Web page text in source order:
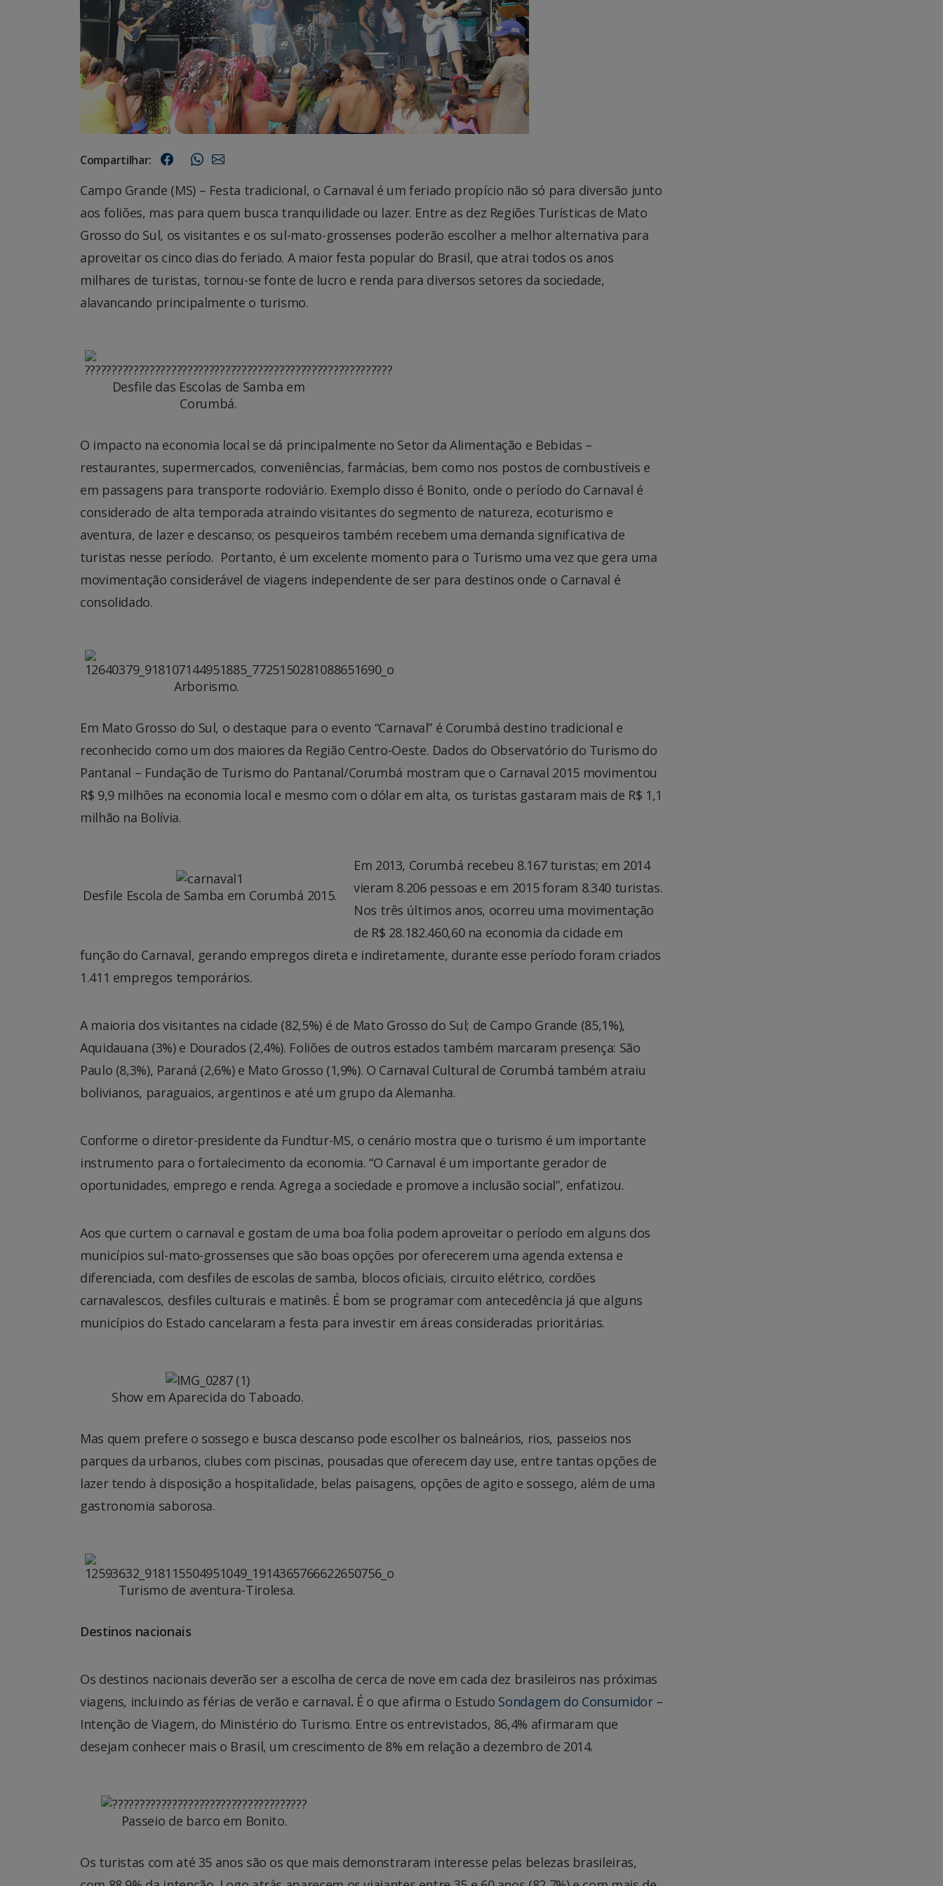
Compartilhar:
Campo Grande (MS) – Festa tradicional, o Carnaval é um feriado propício não só para diversão junto
aos foliões, mas para quem busca tranquilidade ou lazer. Entre as dez Regiões Turísticas de Mato
Grosso do Sul, os visitantes e os sul-mato-grossenses poderão escolher a melhor alternativa para
aproveitar os cinco dias do feriado. A maior festa popular do Brasil, que atrai todos os anos
milhares de turistas, tornou-se fonte de lucro e renda para diversos setores da sociedade,
alavancando principalmente o turismo.
Desfile das Escolas de Samba em
Corumbá.
O impacto na economia local se dá principalmente no Setor da Alimentação e Bebidas –
restaurantes, supermercados, conveniências, farmácias, bem como nos postos de combustíveis e
em passagens para transporte rodoviário. Exemplo disso é Bonito, onde o período do Carnaval é
considerado de alta temporada atraindo visitantes do segmento de natureza, ecoturismo e
aventura, de lazer e descanso; os pesqueiros também recebem uma demanda significativa de
turistas nesse período. Portanto, é um excelente momento para o Turismo uma vez que gera uma
movimentação considerável de viagens independente de ser para destinos onde o Carnaval é
consolidado.
Arborismo.
Em Mato Grosso do Sul, o destaque para o evento “Carnaval” é Corumbá destino tradicional e
reconhecido como um dos maiores da Região Centro-Oeste. Dados do Observatório do Turismo do
Pantanal – Fundação de Turismo do Pantanal/Corumbá mostram que o Carnaval 2015 movimentou
R$ 9,9 milhões na economia local e mesmo com o dólar em alta, os turistas gastaram mais de R$ 1,1
milhão na Bolívia.
Desfile Escola de Samba em Corumbá 2015.
Em 2013, Corumbá recebeu 8.167 turistas; em 2014
vieram 8.206 pessoas e em 2015 foram 8.340 turistas.
Nos três últimos anos, ocorreu uma movimentação
de R$ 28.182.460,60 na economia da cidade em
função do Carnaval, gerando empregos direta e indiretamente, durante esse período foram criados
1.411 empregos temporários.
A maioria dos visitantes na cidade (82,5%) é de Mato Grosso do Sul; de Campo Grande (85,1%),
Aquidauana (3%) e Dourados (2,4%). Foliões de outros estados também marcaram presença: São
Paulo (8,3%), Paraná (2,6%) e Mato Grosso (1,9%). O Carnaval Cultural de Corumbá também atraiu
bolivianos, paraguaios, argentinos e até um grupo da Alemanha.
Conforme o diretor-presidente da Fundtur-MS, o cenário mostra que o turismo é um importante
instrumento para o fortalecimento da economia. “O Carnaval é um importante gerador de
oportunidades, emprego e renda. Agrega a sociedade e promove a inclusão social”, enfatizou.
Aos que curtem o carnaval e gostam de uma boa folia podem aproveitar o período em alguns dos
municípios sul-mato-grossenses que são boas opções por oferecerem uma agenda extensa e
diferenciada, com desfiles de escolas de samba, blocos oficiais, circuito elétrico, cordões
carnavalescos, desfiles culturais e matinês. É bom se programar com antecedência já que alguns
municípios do Estado cancelaram a festa para investir em áreas consideradas prioritárias.
Show em Aparecida do Taboado.
Mas quem prefere o sossego e busca descanso pode escolher os balneários, rios, passeios nos
parques da urbanos, clubes com piscinas, pousadas que oferecem day use, entre tantas opções de
lazer tendo à disposição a hospitalidade, belas paisagens, opções de agito e sossego, além de uma
gastronomia saborosa.
Turismo de aventura-Tirolesa.
Destinos nacionais
Os destinos nacionais deverão ser a escolha de cerca de nove em cada dez brasileiros nas próximas
viagens, incluindo as férias de verão e carnaval. É o que afirma o Estudo Sondagem do Consumidor–
Intenção de Viagem, do Ministério do Turismo. Entre os entrevistados, 86,4% afirmaram que
desejam conhecer mais o Brasil, um crescimento de 8% em relação a dezembro de 2014.
Passeio de barco em Bonito.
Os turistas com até 35 anos são os que mais demonstraram interesse pelas belezas brasileiras,